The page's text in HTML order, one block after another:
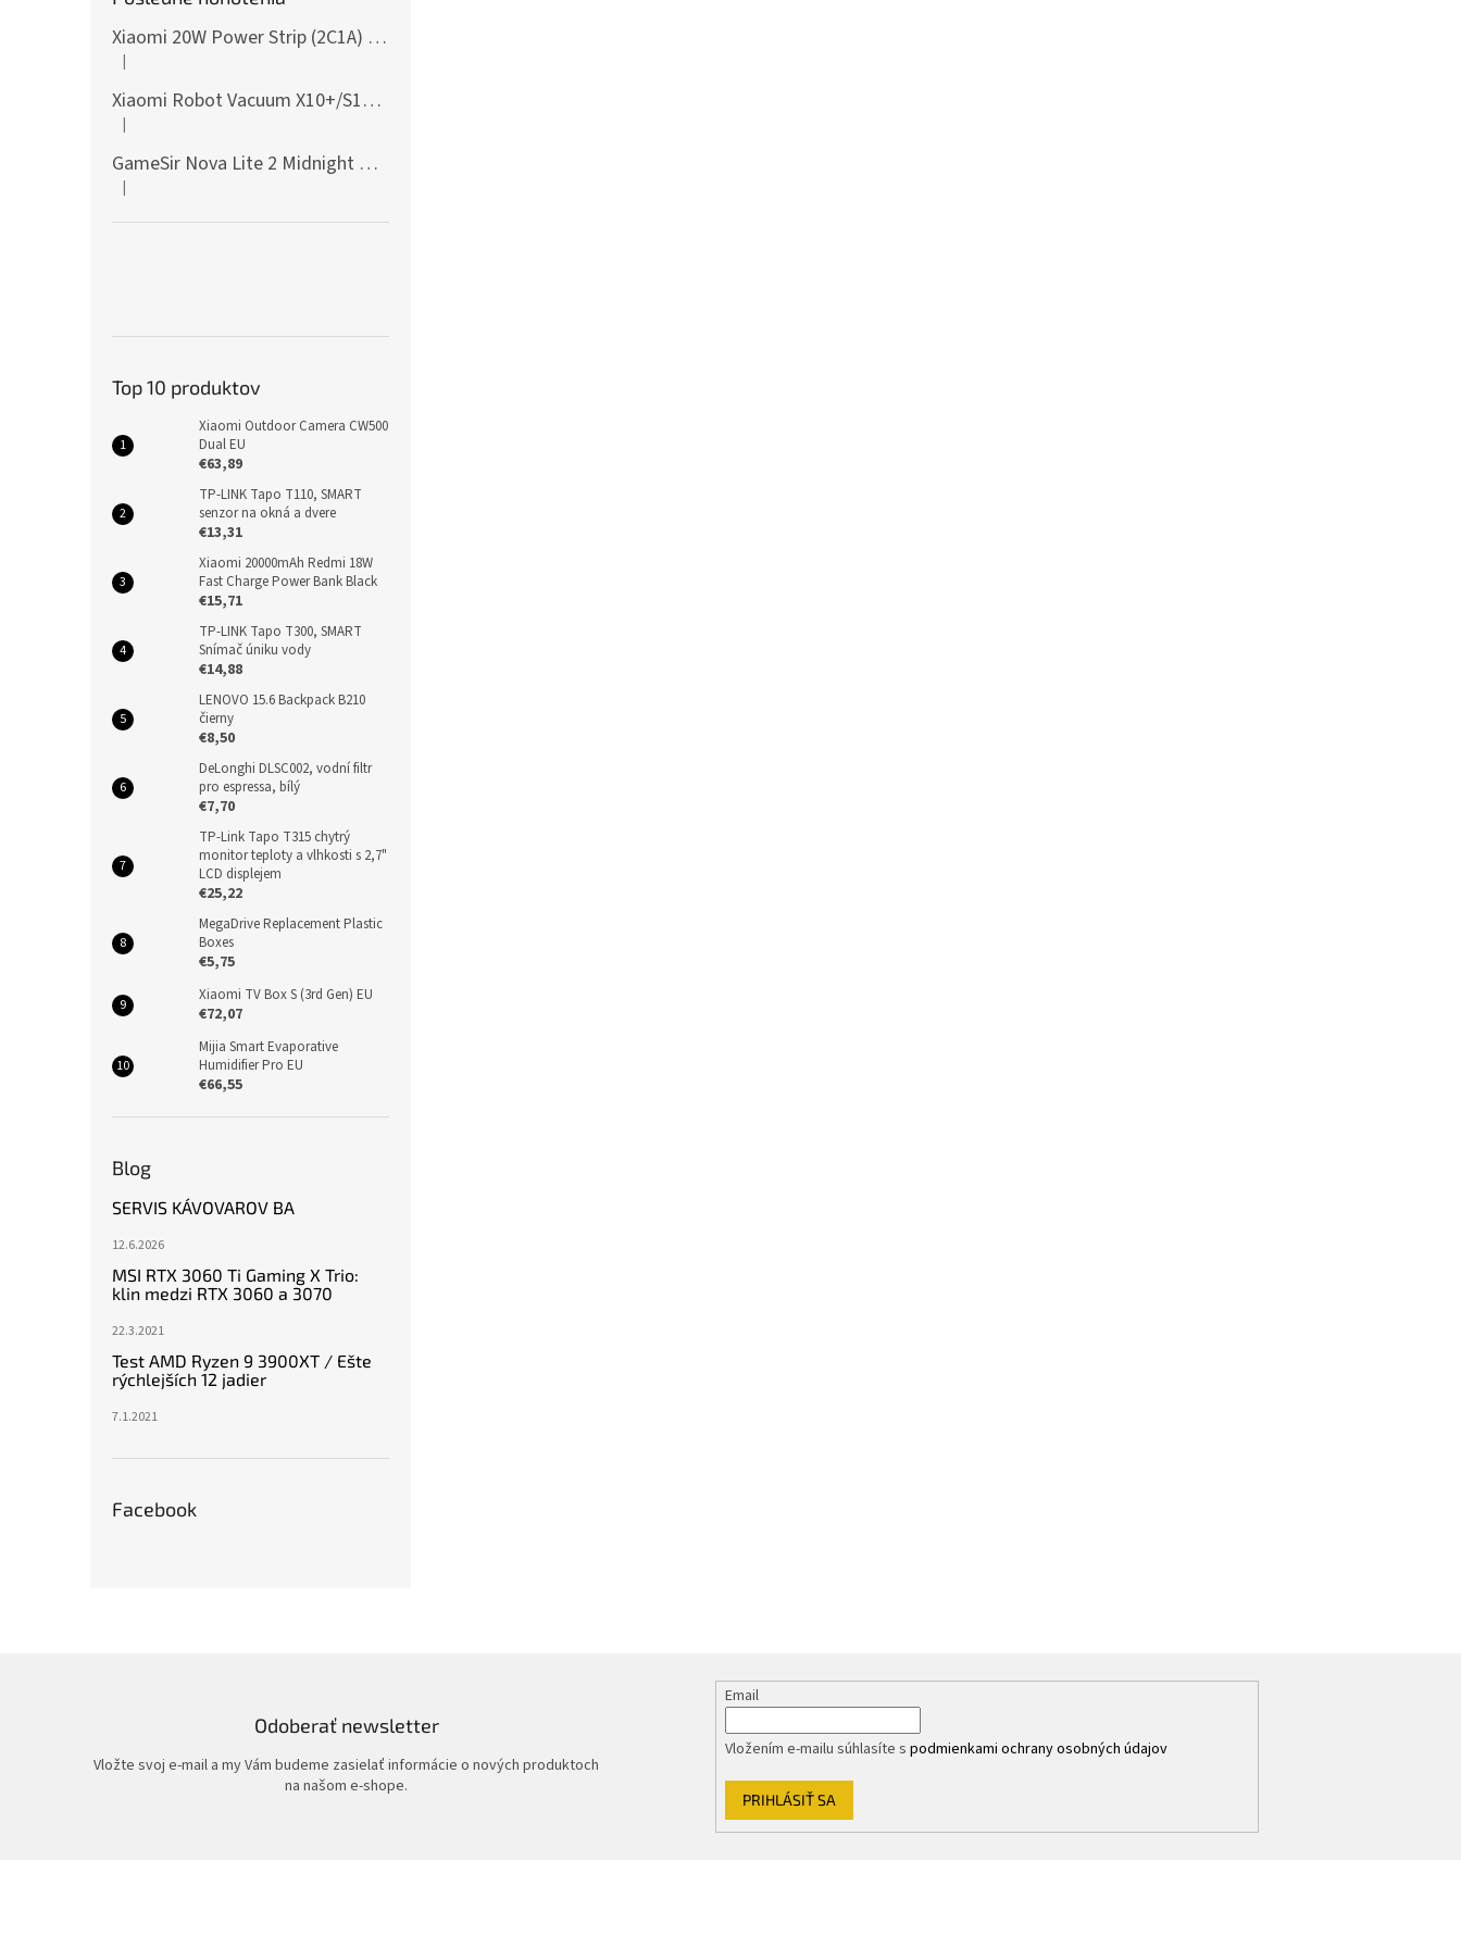
Xiaomi 20W Power Strip (2C1A) EU
Hodnotenie produktu je 5 z 5 hviezdičiek.
|
Xiaomi Robot Vacuum X10+/S10+/X10/X20+ Side Brush
Hodnotenie produktu je 5 z 5 hviezdičiek.
|
GameSir Nova Lite 2 Midnight Gray
Hodnotenie produktu je 5 z 5 hviezdičiek.
|
Top 10 produktov
Xiaomi Outdoor Camera CW500
Dual EU
€63,89
TP-LINK Tapo T110, SMART
senzor na okná a dvere
€13,31
Xiaomi 20000mAh Redmi 18W
Fast Charge Power Bank Black
€15,71
TP-LINK Tapo T300, SMART
Snímač úniku vody
€14,88
LENOVO 15.6 Backpack B210
čierny
€8,50
DeLonghi DLSC002, vodní filtr
pro espressa, bílý
€7,70
TP-Link Tapo T315 chytrý
monitor teploty a vlhkosti s 2,7"
LCD displejem
€25,22
MegaDrive Replacement Plastic
Boxes
€5,75
Xiaomi TV Box S (3rd Gen) EU
€72,07
Mijia Smart Evaporative
Humidifier Pro EU
€66,55
Blog
SERVIS KÁVOVAROV BA
12.6.2026
MSI RTX 3060 Ti Gaming X Trio:
klin medzi RTX 3060 a 3070
22.3.2021
Test AMD Ryzen 9 3900XT / Ešte
rýchlejších 12 jadier
7.1.2021
Facebook
Odoberať newsletter
Vložte svoj e-mail a my Vám budeme zasielať informácie o nových produktoch
na našom e-shope.
Email
Vložením e-mailu súhlasíte spodmienkami ochrany osobných údajov
PRIHLÁSIŤ SA